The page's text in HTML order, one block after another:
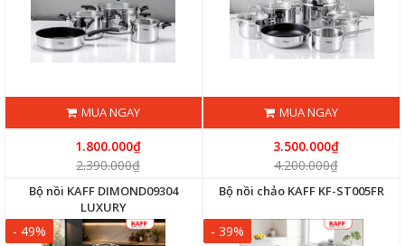
MUA NGAY
1.800.000₫
2.390.000₫
MUA NGAY
3.500.000₫
4.200.000₫
Bộ nồi KAFF DIMOND09304
LUXURY
- 49%
Bộ nồi chảo KAFF KF-ST005FR
- 39%